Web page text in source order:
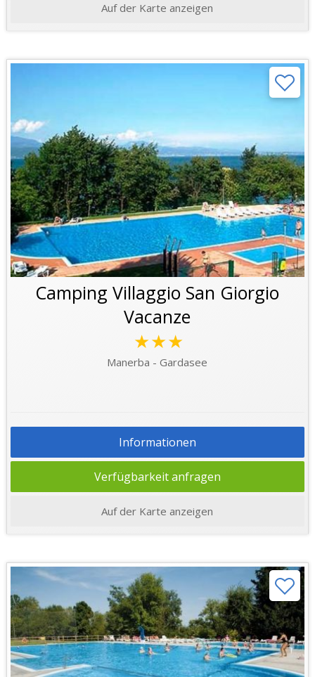
Auf der Karte anzeigen
Camping Villaggio San Giorgio
Vacanze
★★★
Manerba - Gardasee
Informationen
Verfügbarkeit anfragen
Auf der Karte anzeigen